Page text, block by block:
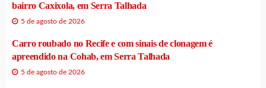
bairro Caxixola, em Serra Talhada
5 de agosto de 2026
Carro roubado no Recife e com sinais de clonagem é
apreendido na Cohab, em Serra Talhada
5 de agosto de 2026